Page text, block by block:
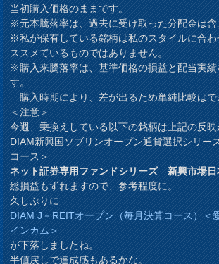
当初購入価格のままです。
※元本騰落率は、過去に受け取った分配金は
※私が保有している銘柄は私のスタイルに合
ススメているものではありません。
※購入来騰落率は、基準価格の損益と配当実
す。
購入時期により、差が出るため単純比較はで
＜注意＞
今週、乗換えしている以下の銘柄は上記の反
DIAM新興国ソブリンオープン通貨選択シリー
コース＞
ネット証券専用ファンドシリーズ 新興市場
総損益もずれますので、参考程度に。
久しぶりに
DIAM J－REITオープン（毎月決算コース）＜
インカム＞
が下落しましたね。
半値戻しで達成感もあるかな。